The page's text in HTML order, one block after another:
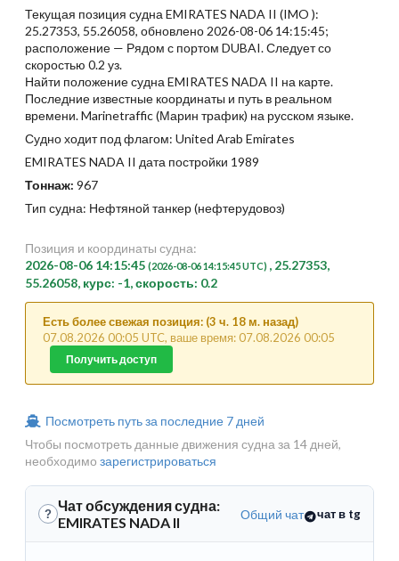
Текущая позиция судна EMIRATES NADA II (IMO ):
25.27353, 55.26058, обновлено 2026-08-06 14:15:45;
расположение — Рядом с портом DUBAI. Следует со
скоростью 0.2 уз.
Найти положение судна EMIRATES NADA II на карте.
Последние известные координаты и путь в реальном
времени. Marinetraffic (Марин трафик) на русском языке.
Судно ходит под флагом: United Arab Emirates
EMIRATES NADA II дата постройки 1989
Тоннаж: 967
Тип судна: Нефтяной танкер (нефтерудовоз)
Позиция и координаты судна:
2026-08-06 14:15:45 (2026-08-06 14:15:45 UTC) , 25.27353,
55.26058, курс: -1, скорость: 0.2
Есть более свежая позиция: (3 ч. 18 м. назад)
07.08.2026 00:05 UTC, ваше время: 07.08.2026 00:05
Получить доступ
Посмотреть путь за последние 7 дней
Чтобы посмотреть данные движения судна за 14 дней,
необходимо зарегистрироваться
? Чат обсуждения судна:
EMIRATES NADA II
Общий чат чат в tg